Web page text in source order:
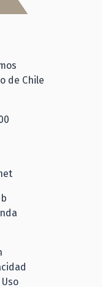
de Chile